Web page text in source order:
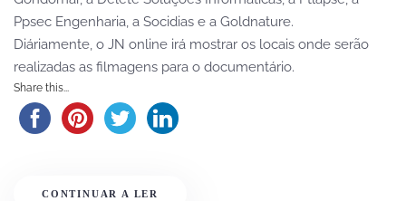
Ppsec Engenharia, a Socidias e a Goldnature.
Diáriamente, o JN online irá mostrar os locais onde serão
realizadas as filmagens para o documentário.
Share this...
CONTINUAR A LER